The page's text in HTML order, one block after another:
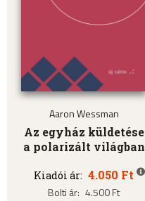
Aaron Wessman
Az egyház küldetése
a polarizált világban
Kiadói ár: 4.050 Ft
Bolti ár: 4.500 Ft